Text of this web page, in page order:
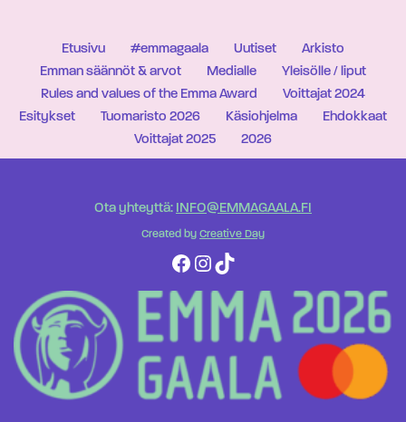
Etusivu #emmagaala Uutiset
Arkisto
Emman säännöt & arvot
Medialle
Yleisölle / liput
Rules and values of the Emma Award
Voittajat 2024
Esitykset
Tuomaristo 2026 Käsiohjelma
Ehdokkaat
Voittajat 2025
2026
Ota yhteyttä: INFO@EMMAGAALA.FI
Created by Creative Day